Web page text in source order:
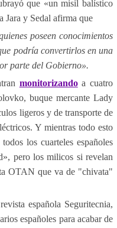
que «un misil balístico
Jara y Sedal afirma que
poseen conocimientos
podría convertirlos en una
parte del Gobierno».
monitorizandoa cuatro
buque mercante Lady
ligeros y de transporte de
Y mientras todo esto
los cuarteles españoles
pero los milicos si revelan
OTAN que va de "chivata"
española Seguritecnia,
españoles para acabar de